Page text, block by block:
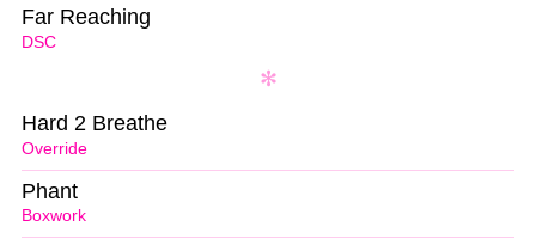
DSC
Far Reaching
Override
Hard 2 Breathe
Boxwork
Phant